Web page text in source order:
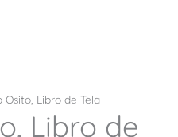
Osito, Libro de Tela
Libro de